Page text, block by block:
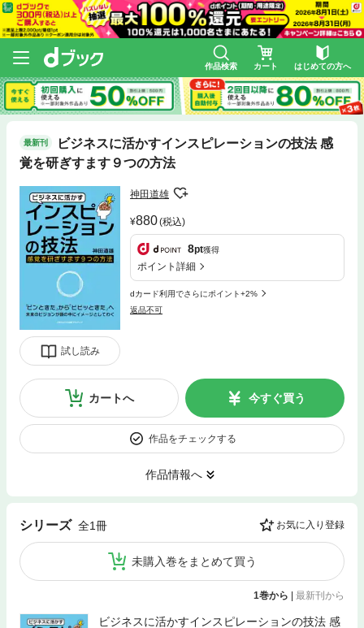
作品検索 カート はじめての方へ
最新刊
ビジネスに活かすインスピレーションの技法 感
覚を研ぎすます９つの方法
試し読み
神田道雄
880(税込)
8pt獲得
ポイント詳細
dカード利用でさらにポイント+2%
返品不可
カートへ 今すぐ買う
作品をチェックする
作品情報へ
シリーズ 全1冊 お気に入り登録
未購入巻をまとめて買う
1巻から | 最新刊から
ビジネスに活かすインスピレーションの技法 感